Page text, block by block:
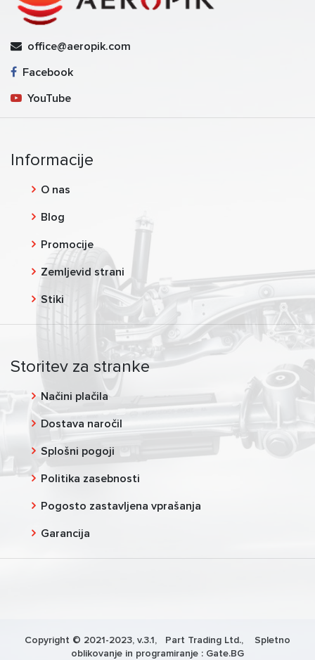
office@aeropik.com
Facebook
YouTube
Informacije
O nas
Blog
Promocije
Zemljevid strani
Stiki
Storitev za stranke
Načini plačila
Dostava naročil
Splošni pogoji
Politika zasebnosti
Pogosto zastavljena vprašanja
Garancija
Copyright © 2021-2023, v.3.1, Part Trading Ltd., Spletno
oblikovanje in programiranje : Gate.BG